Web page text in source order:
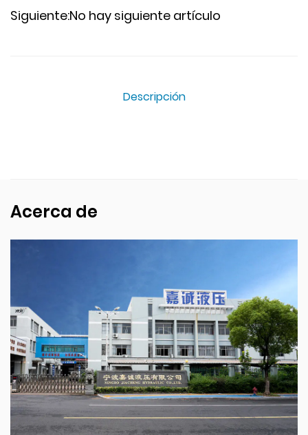
Siguiente:No hay siguiente artículo
Descripción
Acerca de